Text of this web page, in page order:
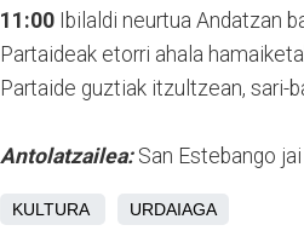
11:00 Ibilaldi neurtua Andatzan
Partaideak etorri ahala
Partaide guztiak itzultzean, sari-
Antolatzailea:San Estebango jai
KULTURA URDAIAGA